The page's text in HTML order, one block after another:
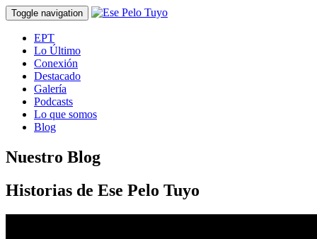
Toggle navigation
EPT
Lo Último
Conexión
Destacado
Galería
Podcasts
Lo que somos
Blog
Nuestro Blog
Historias de Ese Pelo Tuyo